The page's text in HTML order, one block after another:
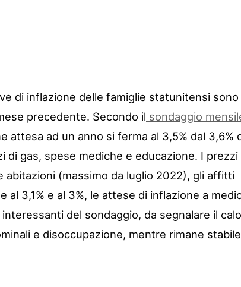
di inflazione delle famiglie statunitensi sono
precedente. Secondo il sondaggio
attesa ad un anno si ferma al 3,5% dal 3,6%
di gas, spese mediche e educazione. I prezzi
abitazioni (massimo da luglio 2022), gli affitti
al 3,1% e al 3%, le attese di inflazione a
del sondaggio, da segnalare il calo
e disoccupazione, mentre rimane stabile